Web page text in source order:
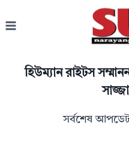
to
হিউম্যান রাইটস
সর্বশেষ